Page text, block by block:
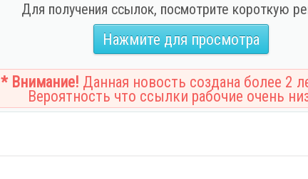
Для получения ссылок, посмотрите короткую
Нажмите для просмотра
* Внимание! Данная новость создана более 2
Вероятность что ссылки рабочие очень